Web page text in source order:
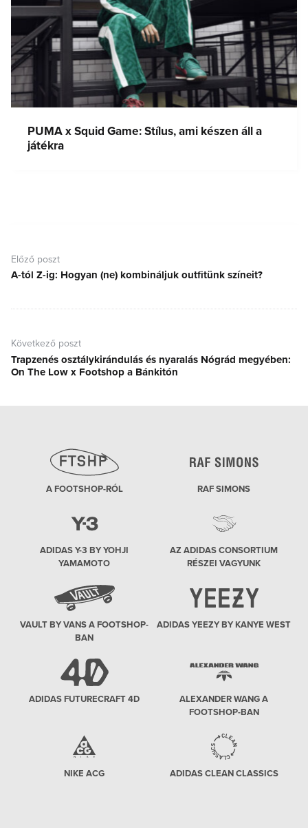
PUMA x Squid Game: Stílus, ami készen áll a
játékra
navigáció
Előző poszt
Előző
A-tól Z-ig: Hogyan (ne) kombináljuk outfitünk színeit?
Következő poszt
Következő
poszt:
Trapzenés osztálykirándulás és nyaralás Nógrád megyében:
On The Low x Footshop a Bánkitón
A FOOTSHOP-RÓL RAF SIMONS
ADIDAS Y-3 BY YOHJI
YAMAMOTO
AZ ADIDAS CONSORTIUM
RÉSZEI VAGYUNK
VAULT BY VANS A FOOTSHOP-
BAN
ADIDAS YEEZY BY KANYE WEST
ADIDAS FUTURECRAFT 4D
ALEXANDER WANG A
FOOTSHOP-BAN
NIKE ACG ADIDAS CLEAN CLASSICS